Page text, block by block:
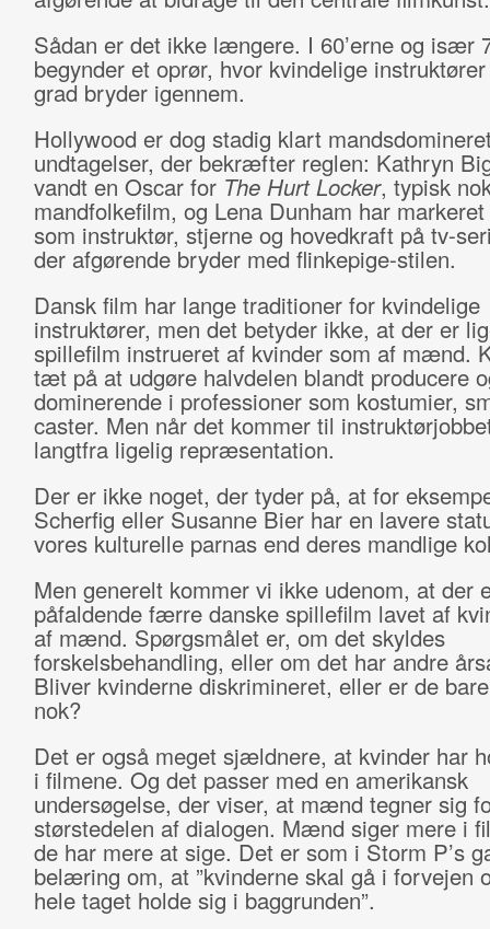
Sådan er det ikke længere. I 60’erne og især
begynder et oprør, hvor kvindelige
grad bryder igennem.
Hollywood er dog stadig klart
undtagelser, der bekræfter reglen: Kathryn
vandt en Oscar for The Hurt Locker, typisk
mandfolkefilm, og Lena Dunham har
som instruktør, stjerne og hovedkraft på tv-
der afgørende bryder med flinkepige-stilen.
Dansk film har lange traditioner for kvindelige
instruktører, men det betyder ikke, at der er
spillefilm instrueret af kvinder som af mænd.
tæt på at udgøre halvdelen blandt producere
dominerende i professioner som kostumier,
caster. Men når det kommer til
langtfra ligelig repræsentation.
Der er ikke noget, der tyder på, at for
Scherfig eller Susanne Bier har en lavere
vores kulturelle parnas end deres mandlige
Men generelt kommer vi ikke udenom, at der
påfaldende færre danske spillefilm lavet af
af mænd. Spørgsmålet er, om det skyldes
forskelsbehandling, eller om det har andre
Bliver kvinderne diskrimineret, eller er de
nok?
Det er også meget sjældnere, at kvinder har
i filmene. Og det passer med en amerikansk
undersøgelse, der viser, at mænd tegner sig
størstedelen af dialogen. Mænd siger mere i
de har mere at sige. Det er som i Storm P’s
belæring om, at ”kvinderne skal gå i forvejen
hele taget holde sig i baggrunden”.